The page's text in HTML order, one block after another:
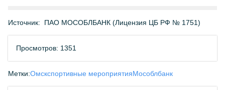
Источник: ПАО МОСОБЛБАНК (Лицензия ЦБ РФ № 1751)
Просмотров: 1351
Метки:Омскспортивные мероприятияМособлбанк